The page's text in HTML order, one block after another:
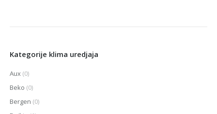
Kategorije klima uredjaja
Aux (0)
Beko (0)
Bergen (0)